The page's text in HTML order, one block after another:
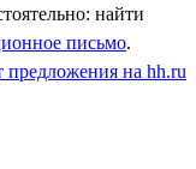
найти
письмо.
предложения на hh.ru